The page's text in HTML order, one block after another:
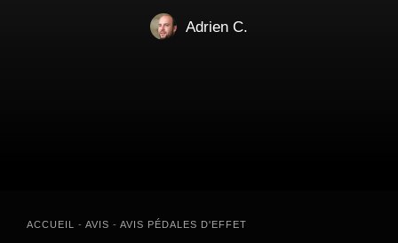
Adrien C.
ACCUEIL - AVIS - AVIS PÉDALES D'EFFET